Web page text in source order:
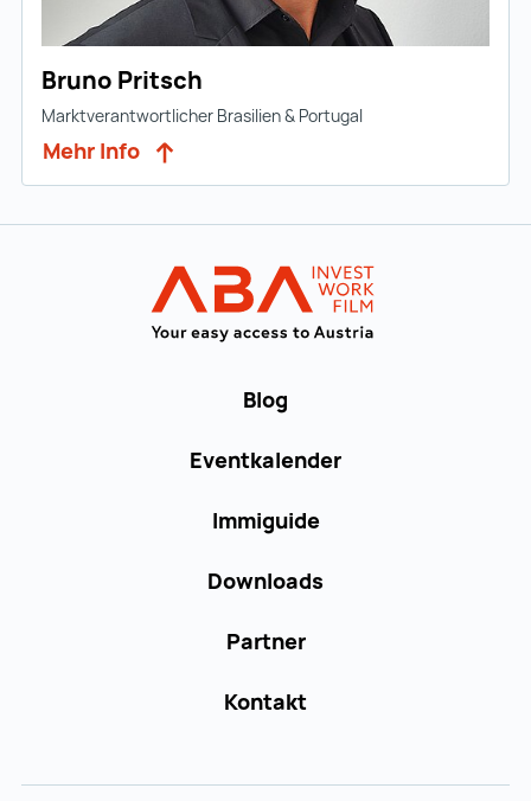
Bruno Pritsch
Marktverantwortlicher Brasilien & Portugal
Mehr Info
Blog
Eventkalender
Immiguide
Downloads
Partner
Kontakt